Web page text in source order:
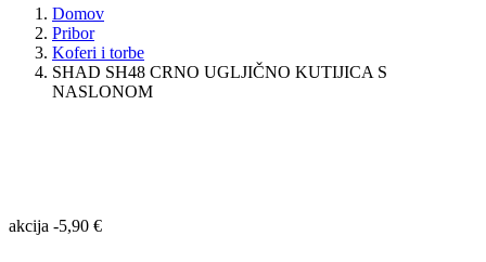
Domov
Pribor
Koferi i torbe
SHAD SH48 CRNO UGLJIČNO KUTIJICA S
NASLONOM
akcija -5,90 €